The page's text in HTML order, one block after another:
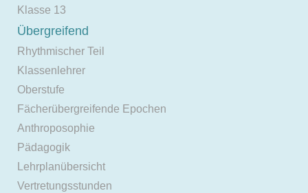
Klasse 13
Übergreifend
Rhythmischer Teil
Klassenlehrer
Oberstufe
Fächerübergreifende Epochen
Anthroposophie
Pädagogik
Lehrplanübersicht
Vertretungsstunden